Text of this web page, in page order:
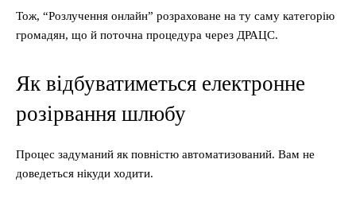
Тож, “Розлучення онлайн” розраховане на ту саму категорію
громадян, що й поточна процедура через ДРАЦС.
Як відбуватиметься електронне
розірвання шлюбу
Процес задуманий як повністю автоматизований. Вам не
доведеться нікуди ходити.